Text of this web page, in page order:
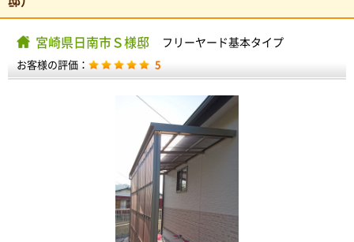
宮崎県日南市Ｓ様邸 フリーヤード基本タイプ
お客様の評価： 5